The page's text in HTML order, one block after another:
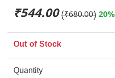
₹544.00 (₹680.00)
Out of Stock
Quantity